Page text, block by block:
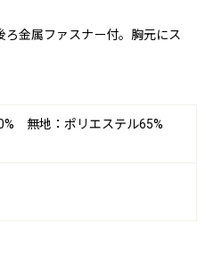
金属ファスナー付。胸元にス
無地：ポリエステル65%